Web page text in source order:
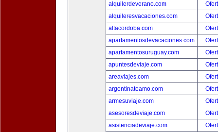
alquilerdeverano.com
alquileresvacaciones.com
altacordoba.com
apartamentosdevacaciones.com
apartamentosuruguay.com
apuntesdeviaje.com
areaviajes.com
argentinateamo.com
armesuviaje.com
asesoresdeviaje.com
asistenciadeviaje.com